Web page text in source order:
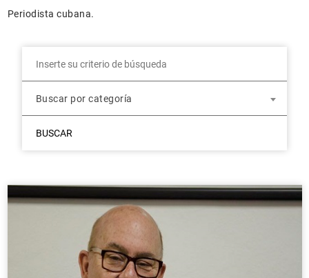
Periodista cubana.
Buscar por categoría
BUSCAR